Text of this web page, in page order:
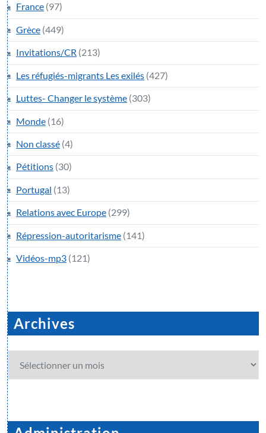
France (97)
Grèce (449)
Invitations/CR (213)
Les réfugiés-migrants Les exilés (427)
Luttes- Changer le système (303)
Monde (16)
Non classé (4)
Pétitions (30)
Portugal (13)
Relations avec Europe (299)
Répression-autoritarisme (141)
Vidéos-mp3 (121)
Archives
Archives